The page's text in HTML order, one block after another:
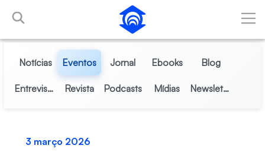
Pular para o Conteúdo principal
Notícias Eventos Jornal Ebooks Blog
Entrevistas Revista Podcasts Mídias Newsletter
3 março 2026